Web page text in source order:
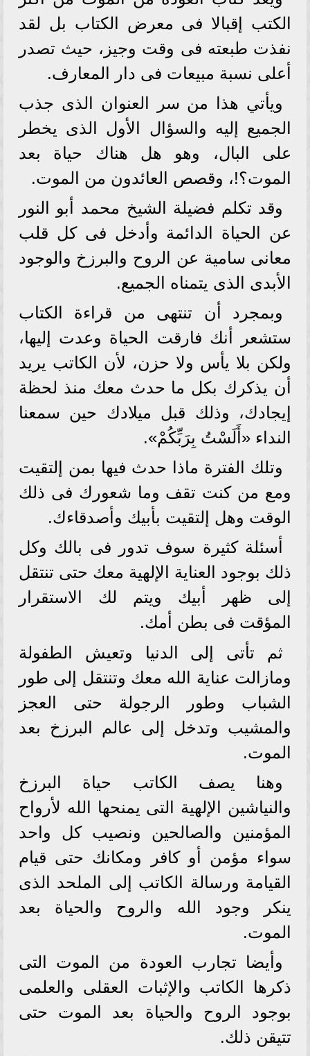
الكتب إقبالا فى معرض الكتاب بل لقد
نفذت طبعته فى وقت وجيز، حيث تصدر
أعلى نسبة مبيعات فى دار المعارف.
ويأتي هذا من سر العنوان الذى جذب
الجميع إليه والسؤال الأول الذى يخطر
على البال، وهو هل هناك حياة بعد
الموت؟!، وقصص العائدون من الموت.
وقد تكلم فضيلة الشيخ محمد أبو النور
عن الحياة الدائمة وأدخل فى كل قلب
معانى سامية عن الروح والبرزخ والوجود
الأبدى الذى يتمناه الجميع.
وبمجرد أن تنتهى من قراءة الكتاب
ستشعر أنك فارقت الحياة وعدت إليها،
ولكن بلا يأس ولا حزن، لأن الكاتب يريد
أن يذكرك بكل ما حدث معك منذ لحظة
إيجادك، وذلك قبل ميلادك حين سمعنا
النداء «أَلَسْتُ بِرَبِّكُمْ».
وتلك الفترة ماذا حدث فيها بمن إلتقيت
ومع من كنت تقف وما شعورك فى ذلك
الوقت وهل إلتقيت بأبيك وأصدقاءك.
أسئلة كثيرة سوف تدور فى بالك وكل
ذلك بوجود العناية الإلهية معك حتى تنتقل
إلى ظهر أبيك ويتم لك الاستقرار
المؤقت فى بطن أمك.
ثم تأتى إلى الدنيا وتعيش الطفولة
ومازالت عناية الله معك وتنتقل إلى طور
الشباب وطور الرجولة حتى العجز
والمشيب وتدخل إلى عالم البرزخ بعد
الموت.
وهنا يصف الكاتب حياة البرزخ
والنياشين الإلهية التى يمنحها الله لأرواح
المؤمنين والصالحين ونصيب كل واحد
سواء مؤمن أو كافر ومكانك حتى قيام
القيامة ورسالة الكاتب إلى الملحد الذى
ينكر وجود الله والروح والحياة بعد
الموت.
وأيضا تجارب العودة من الموت التى
ذكرها الكاتب والإثبات العقلى والعلمى
بوجود الروح والحياة بعد الموت حتى
تتيقن ذلك.